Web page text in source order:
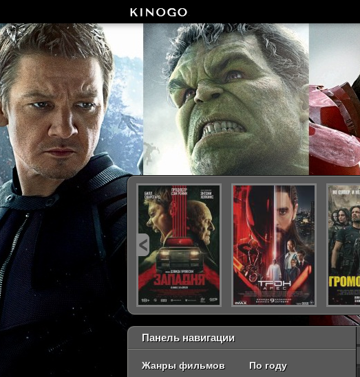
Панель навигации
Жанры фильмов По году